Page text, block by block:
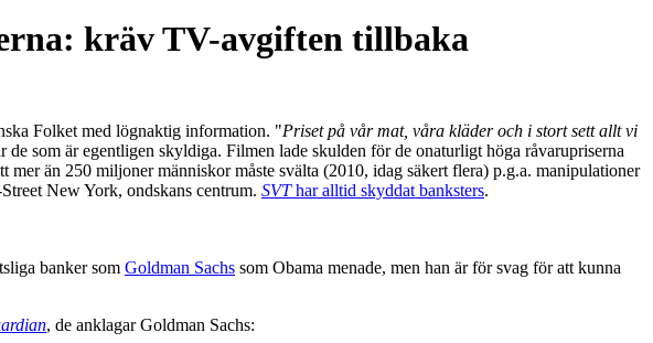
kräv TV-avgiften tillbaka
Folket med lögnaktig information. "Priset på vår mat, våra kläder och i stort sett allt vi
de som är egentligen skyldiga. Filmen lade skulden för de onaturligt höga råvarupriserna
än 250 miljoner människor måste svälta (2010, idag säkert flera) p.g.a. manipulationer
New York, ondskans centrum. SVThar alltid skyddat banksters.
banker som Goldman Sachs som Obama menade, men han är för svag för att kunna
, de anklagar Goldman Sachs: